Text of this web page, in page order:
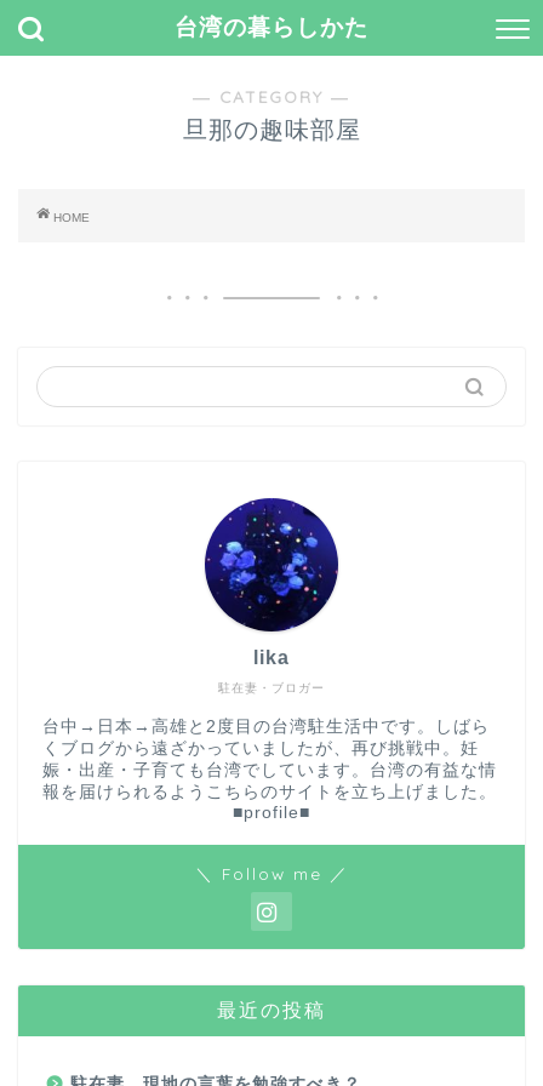
台湾の暮らしかた
― CATEGORY ―
旦那の趣味部屋
HOME
駐在妻・ブロガー
lika
台中→日本→高雄と2度目の台湾駐生活中です。しばら
くブログから遠ざかっていましたが、再び挑戦中。妊
娠・出産・子育ても台湾でしています。台湾の有益な情
報を届けられるようこちらのサイトを立ち上げました。
■profile■
＼ Follow me ／
最近の投稿